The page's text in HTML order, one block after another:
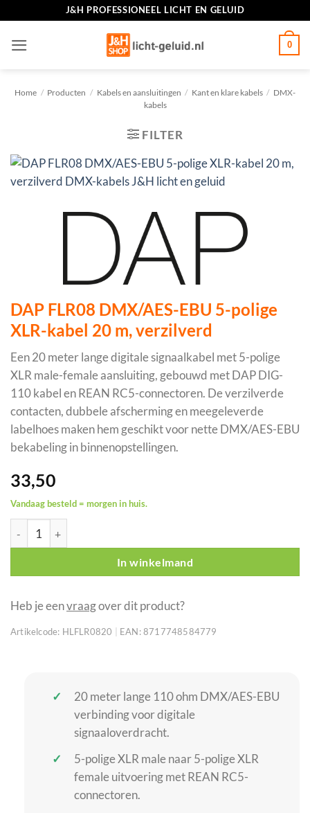
inhoud
J&H PROFESSIONEEL LICHT EN GELUID
0
Home / Producten / Kabels en aansluitingen / Kant en klare kabels / DMX-
kabels
FILTER
DAP FLR08 DMX/AES-EBU 5-polige
XLR-kabel 20 m, verzilverd
Een 20 meter lange digitale signaalkabel met 5-polige
XLR male-female aansluiting, gebouwd met DAP DIG-
110 kabel en REAN RC5-connectoren. De verzilverde
contacten, dubbele afscherming en meegeleverde
labelhoes maken hem geschikt voor nette DMX/AES-EBU
bekabeling in binnenopstellingen.
33,50
Vandaag besteld = morgen in huis.
DAP FLR08 DMX/AES-EBU 5-polige XLR-kabel 20 m, verzilverd
In winkelmand
Heb je eenvraagover dit product?
Artikelcode: HLFLR0820 EAN: 8717748584779
20 meter lange 110 ohm DMX/AES-EBU
verbinding voor digitale
signaaloverdracht.
5-polige XLR male naar 5-polige XLR
female uitvoering met REAN RC5-
connectoren.